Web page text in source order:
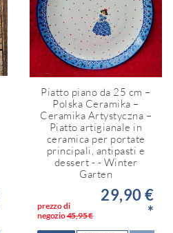
Piatto piano da 25 cm –
Polska Ceramika –
Ceramika Artystyczna –
Piatto artigianale in
ceramica per portate
principali, antipasti e
dessert - - Winter
Garten
prezzo di
negozio45,95 €
29,90 €
*